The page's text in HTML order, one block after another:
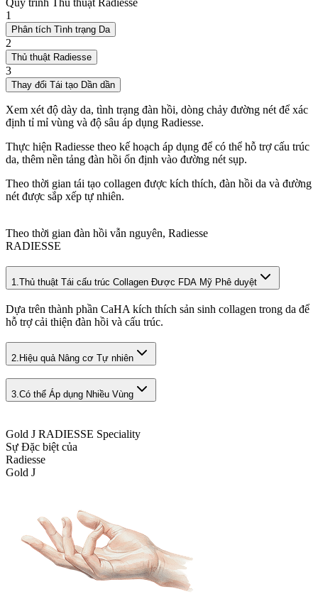
Quy trình Thủ thuật Radiesse
1
Phân tích Tình trạng Da
2
Thủ thuật Radiesse
3
Thay đổi Tái tạo Dần dần
Xem xét độ dày da, tình trạng đàn hồi, dòng chảy đường nét để xác
định tỉ mỉ vùng và độ sâu áp dụng Radiesse.
Thực hiện Radiesse theo kế hoạch áp dụng để có thể hỗ trợ cấu trúc
da, thêm nền tảng đàn hồi ổn định vào đường nét sụp.
Theo thời gian tái tạo collagen được kích thích, đàn hồi da và đường
nét được sắp xếp tự nhiên.
Theo thời gian đàn hồi vẫn nguyên, Radiesse
RADIESSE
1.Thủ thuật Tái cấu trúc Collagen Được FDA Mỹ Phê duyệt
Dựa trên thành phần CaHA kích thích sản sinh collagen trong da để
hỗ trợ cải thiện đàn hồi và cấu trúc.
2. Hiệu quả Nâng cơ Tự nhiên
3.Có thể Áp dụng Nhiều Vùng
Gold J RADIESSE Speciality
Sự Đặc biệt của
Radiesse
Gold J